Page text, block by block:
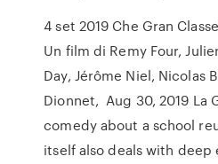
4 set 2019 Che Gran
Un film di Remy Four,
Day, Jérôme Niel, Nicolas
Dionnet, Aug 30, 2019 La
comedy about a school
itself also deals with